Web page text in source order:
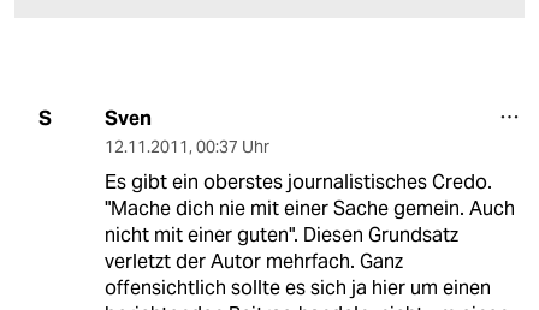
S Sven
12.11.2011, 00:37 Uhr
Es gibt ein oberstes journalistisches Credo.
"Mache dich nie mit einer Sache gemein. Auch
nicht mit einer guten". Diesen Grundsatz
verletzt der Autor mehrfach. Ganz
offensichtlich sollte es sich ja hier um einen